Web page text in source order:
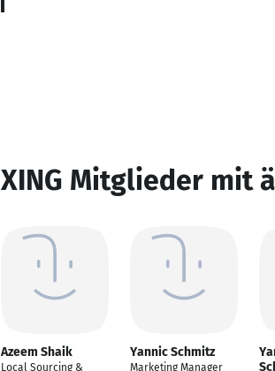
XING Mitglieder mit
Azeem Shaik
Local Sourcing &
Yannic Schmitz
Marketing Manager